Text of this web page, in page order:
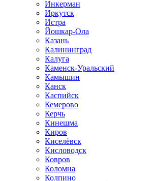
Инкерман
Иркутск
Истра
Йошкар-Ола
Казань
Калининград
Калуга
Каменск-Уральский
Камышин
Канск
Каспийск
Кемерово
Керчь
Кинешма
Киров
Киселёвск
Кисловодск
Ковров
Коломна
Колпино